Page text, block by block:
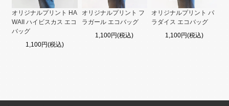
オリジナルプリント HA
WAII ハイビスカス エコ
バッグ
1,100円(税込)
オリジナルプリント フ
ラガール エコバッグ
1,100円(税込)
オリジナルプリント パ
ラダイス エコバッグ
1,100円(税込)